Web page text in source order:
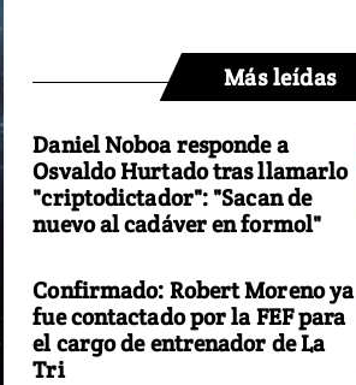
Más leídas
Daniel Noboa responde a
Osvaldo Hurtado tras llamarlo
"criptodictador": "Sacan de
nuevo al cadáver en formol"
Confirmado: Robert Moreno ya
fue contactado por la FEF para
el cargo de entrenador de La
Tri